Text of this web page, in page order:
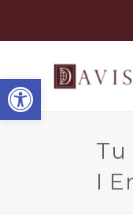
Abrir
Tu
I